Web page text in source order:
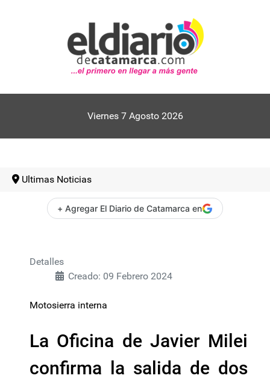
Viernes 7 Agosto 2026
Ultimas Noticias
+ Agregar El Diario de Catamarca en
Detalles
Creado: 09 Febrero 2024
Motosierra interna
La Oficina de Javier Milei
confirma la salida de dos